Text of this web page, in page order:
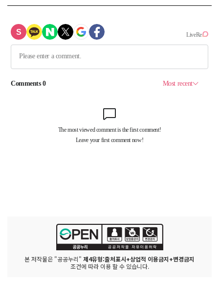
본 저작물은 "공공누리" 제4유형:출처표시+상업적 이용금지+변경금지
조건에 따라 이용 할 수 있습니다.